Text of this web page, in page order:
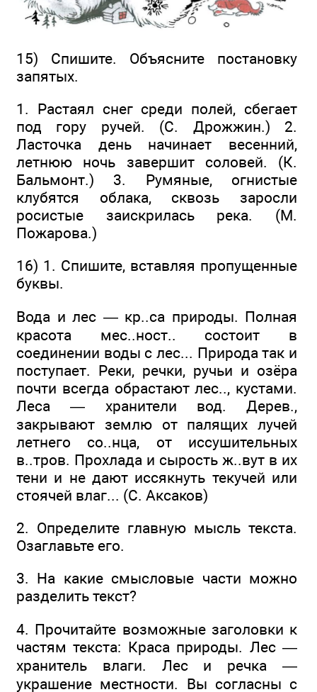
15) Спишите. Объясните постановку
запятых.
1. Растаял снег среди полей, сбегает
под гору ручей. (С. Дрожжин.) 2.
Ласточка день начинает весенний,
летнюю ночь завершит соловей. (К.
Бальмонт.) 3. Румяные, огнистые
клубятся облака, сквозь заросли
росистые заискрилась река. (М.
Пожарова.)
16) 1. Спишите, вставляя пропущенные
буквы.
Вода и лес — кр..са природы. Полная
красота мес..ност.. состоит в
соединении воды с лес... Природа так и
поступает. Реки, речки, ручьи и озёра
почти всегда обрастают лес.., кустами.
Леса — хранители вод. Дерев.,
закрывают землю от палящих лучей
летнего со..нца, от иссушительных
в..тров. Прохлада и сырость ж..вут в их
тени и не дают иссякнуть текучей или
стоячей влаг... (С. Аксаков)
2. Определите главную мысль текста.
Озаглавьте его.
3. На какие смысловые части можно
разделить текст?
4. Прочитайте возможные заголовки к
частям текста: Краса природы. Лес —
хранитель влаги. Лес и речка —
украшение местности. Вы согласны с